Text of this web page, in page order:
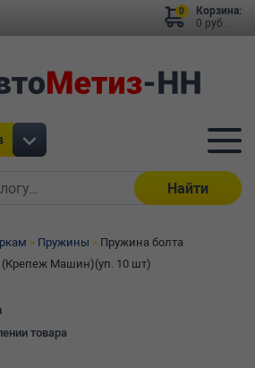
Корзина:
0 руб.
0
Найти
Пружины
Пружина болта
(Крепеж Машин)(уп. 10 шт)
товара